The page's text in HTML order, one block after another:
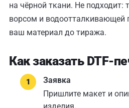
на чёрной ткани. Не подходит:
ворсом и водоотталкивающей
ваш материал до тиража.
Как заказать DTF-
Заявка
Пришлите макет и